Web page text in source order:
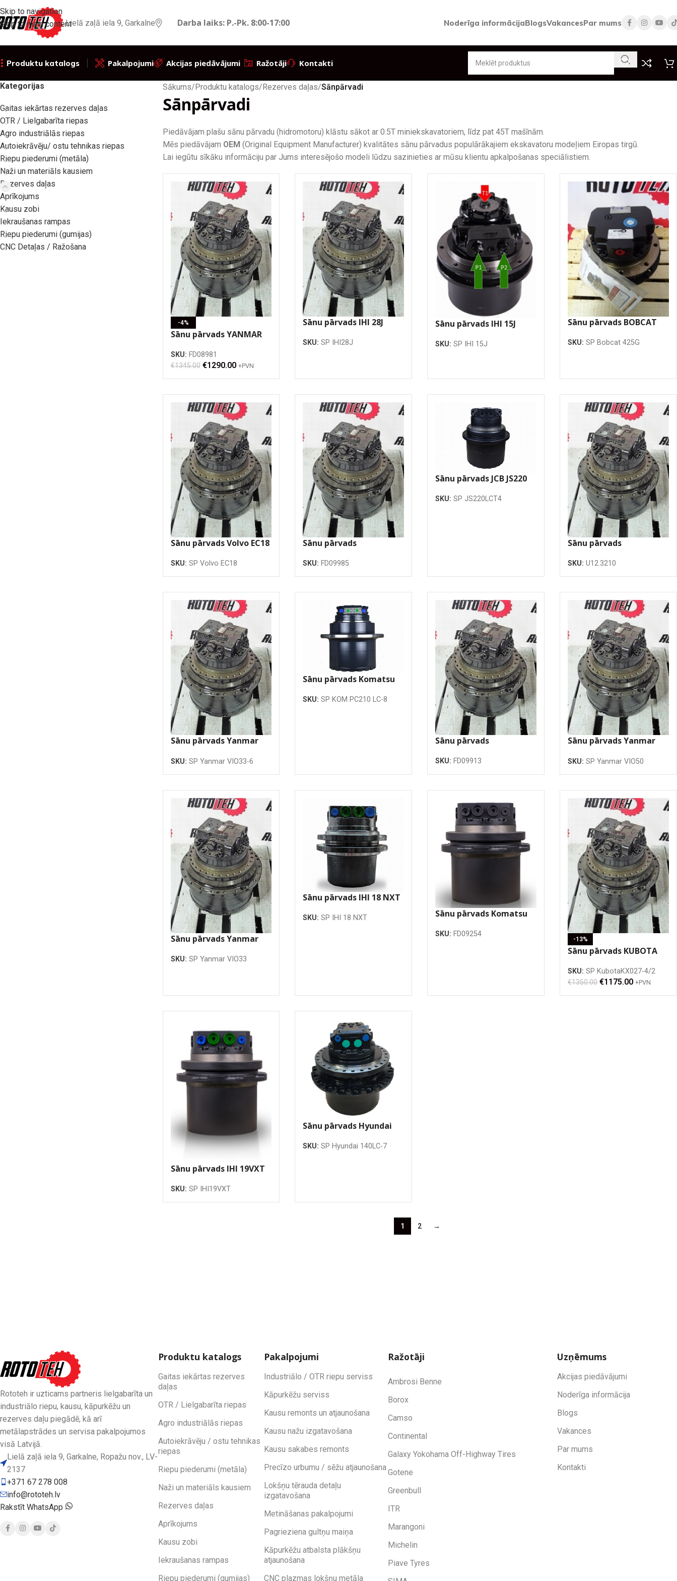
Skip to navigation
Skip to main contentLielā zaļā iela 9, Garkalne Darba laiks: P.-Pk. 8:00-17:00 Noderīga informācijaBlogsVakancesPar mums
Produktu katalogs Pakalpojumi Akcijas piedāvājumi Ražotāji Kontakti
Kategorijas
Gaitas iekārtas rezerves daļas
OTR / Lielgabarīta riepas
Agro industriālās riepas
Autoiekrāvēju/ ostu tehnikas riepas
Riepu piederumi (metāla)
Naži un materiāls kausiem
Rezerves daļas
Aprīkojums
Kausu zobi
Iekraušanas rampas
Riepu piederumi (gumijas)
CNC Detaļas / Ražošana
Sākums/Produktu katalogs/Rezerves daļas/Sānpārvadi
Sānpārvadi
Piedāvājam plašu sānu pārvadu (hidromotoru) klāstu sākot ar 0.5T miniekskavatoriem, līdz pat 45T mašīnām.
Mēs piedāvājam OEM (Original Equipment Manufacturer) kvalitātes sānu pārvadus populārākajiem ekskavatoru modeļiem Eiropas tirgū.
Lai iegūtu sīkāku informāciju par Jums interesējošo modeli lūdzu sazinieties ar mūsu klientu apkalpošanas speciālistiem.
-4%
Sānu pārvads YANMAR
SKU: FD08981
€1345.00 €1290.00 +PVN
Sānu pārvads IHI 28J
SKU:SP IHI28J
Sānu pārvads IHI 15J
SKU:SP IHI 15J
Sānu pārvads BOBCAT
SKU:SP Bobcat 425G
Sānu pārvads Volvo EC18
SKU: SP Volvo EC18
Sānu pārvads
SKU:FD09985
Sānu pārvads JCB JS220
SKU:SP JS220LCT4
Sānu pārvads
SKU:U12.3210
Sānu pārvads Yanmar
SKU: SP Yanmar VIO33-6
Sānu pārvads Komatsu
SKU:SP KOM PC210 LC-8
Sānu pārvads
SKU:FD09913
Sānu pārvads Yanmar
SKU:SP Yanmar VIO50
Sānu pārvads Yanmar
SKU: SP Yanmar VIO33
Sānu pārvads IHI 18 NXT
SKU:SP IHI 18 NXT
Sānu pārvads Komatsu
SKU:FD09254
-13%
Sānu pārvads KUBOTA
SKU:SP KubotaKX027-4/2
€1350.00 €1175.00 +PVN
Sānu pārvads IHI 19VXT
SKU: SP IHI19VXT
Sānu pārvads Hyundai
SKU:SP Hyundai 140LC-7
1 2 →
Rototeh ir uzticams partneris lielgabarīta un
industriālo riepu, kausu, kāpurkēžu un
rezerves daļu piegādē, kā arī
metālapstrādes un servisa pakalpojumos
visā Latvijā.
Lielā zaļā iela 9, Garkalne, Ropažu nov., LV-
2137
+371 67 278 008
info@rototeh.lv
Rakstīt WhatsApp
Produktu katalogs
Gaitas iekārtas rezerves
daļas
OTR / Lielgabarīta riepas
Agro industriālās riepas
Autoiekrāvēju / ostu tehnikas
riepas
Riepu piederumi (metāla)
Naži un materiāls kausiem
Rezerves daļas
Aprīkojums
Kausu zobi
Iekraušanas rampas
Riepu piederumi (gumijas)
Pakalpojumi
Industriālo / OTR riepu serviss
Kāpurkēžu serviss
Kausu remonts un atjaunošana
Kausu nažu izgatavošana
Kausu sakabes remonts
Precīzo urbumu / sēžu atjaunošana
Lokšņu tērauda detaļu
izgatavošana
Metināšanas pakalpojumi
Pagrieziena gultņu maiņa
Kāpurkēžu atbalsta plākšņu
atjaunošana
CNC plazmas lokšņu metāla
Ražotāji
Ambrosi Benne
Borox
Camso
Continental
Galaxy Yokohama Off-Highway Tires
Gotene
Greenbull
ITR
Marangoni
Michelin
Piave Tyres
Uzņēmums
Akcijas piedāvājumi
Noderīga informācija
Blogs
Vakances
Par mums
Kontakti